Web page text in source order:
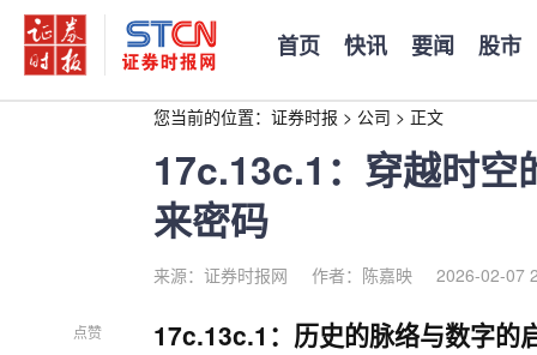
首页 快讯 要闻 股市
您当前的位置： 证券时报 > 公司 > 正文
17c.13c.1：穿越时空
来密码
来源：证券时报网 作者：陈嘉映 2026-02-07
点赞 17c.13c.1：历史的脉络与数字的